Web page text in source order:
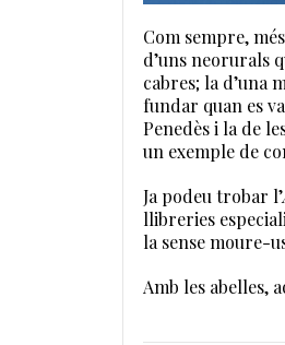
Com sempre,
d’uns neorurals
cabres; la d’una
fundar quan es
Penedès i la de
un exemple de
Ja podeu trobar l’
llibreries
la sense moure-
Amb les abelles,